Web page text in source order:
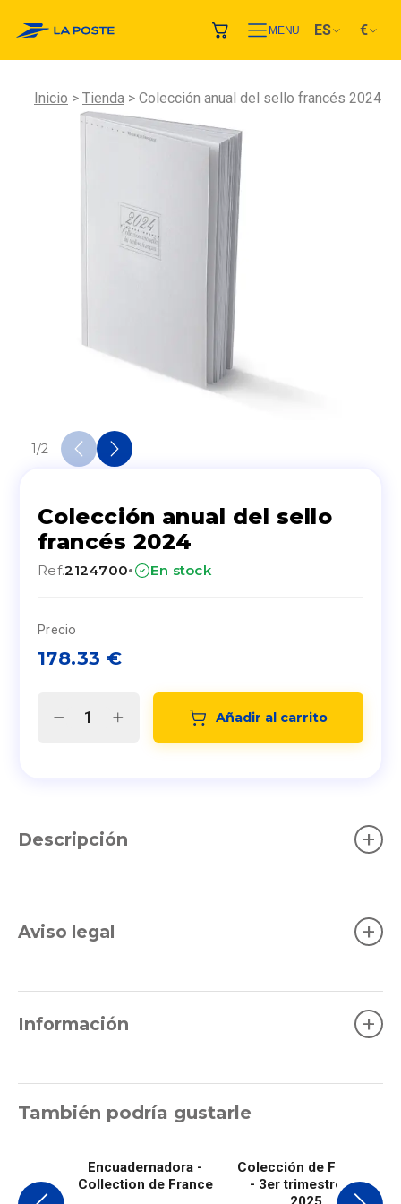
MENU ES €
Inicio Tienda Colección anual del sello francés 2024
1/2
Colección anual del sello
francés 2024
Ref.2124700· En stock
Precio
178.33 €
Añadir al carrito
Descripción +
Aviso legal +
Información +
También podría gustarle
Encuadernadora -
Collection de France
Colección de Francia
- 3er trimestre de